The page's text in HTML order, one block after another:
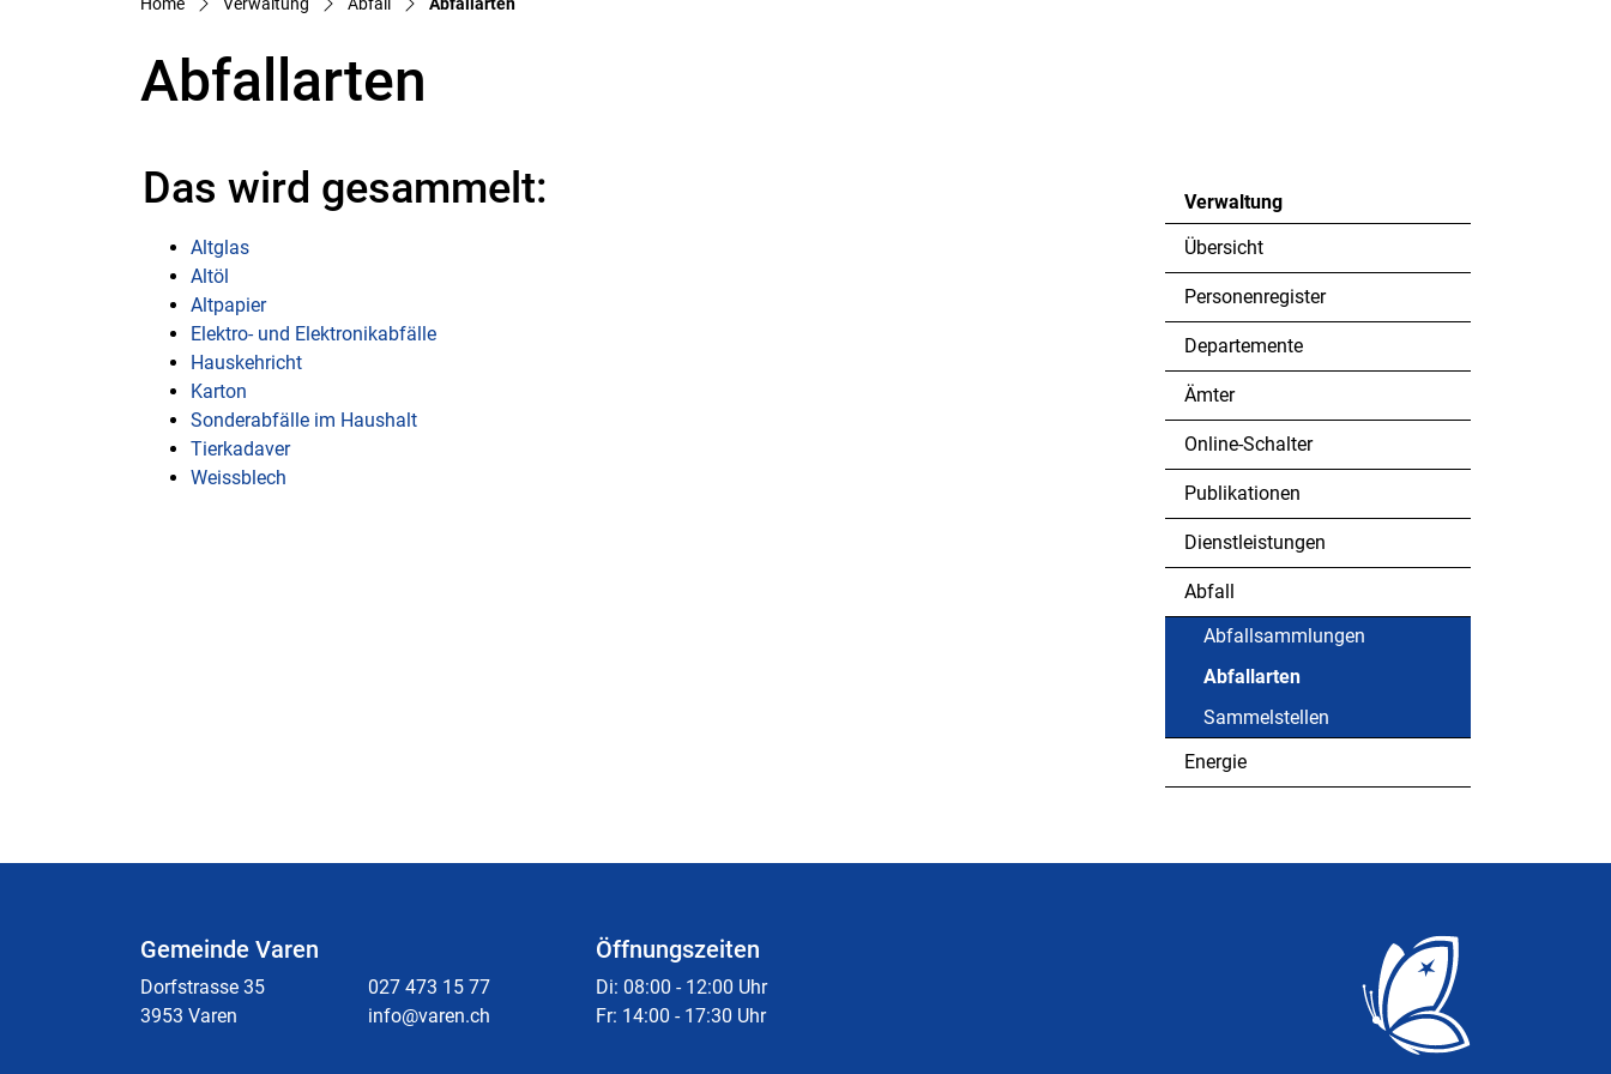
Abfallarten
Verwaltung
Übersicht
Personenregister
Departemente
Ämter
Online-Schalter
Publikationen
Dienstleistungen
Abfall
Abfallsammlungen
Abfallarten
(ausgewählt)
Sammelstellen
Energie
Das wird gesammelt:
Altglas
Altöl
Altpapier
Elektro- und Elektronikabfälle
Hauskehricht
Karton
Sonderabfälle im Haushalt
Tierkadaver
Weissblech
Gemeinde Varen
Dorfstrasse 35
3953 Varen
027 473 15 77
info@varen.ch
Öffnungszeiten
Di: 08:00 - 12:00 Uhr
Fr: 14:00 - 17:30 Uhr